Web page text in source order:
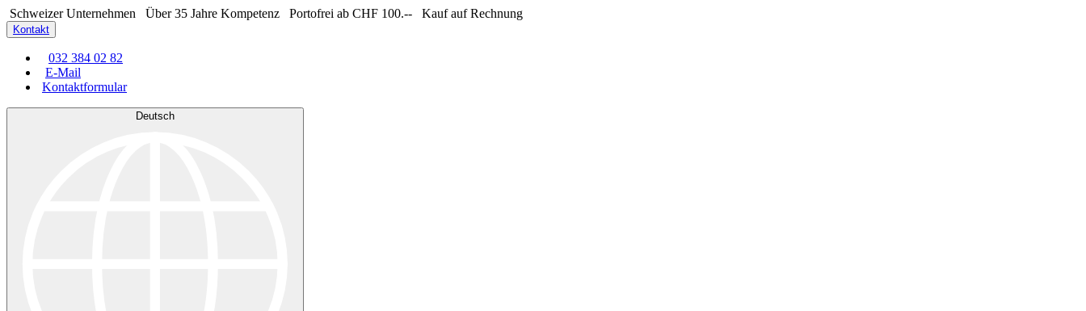
Schweizer Unternehmen Über 35 Jahre Kompetenz Portofrei ab CHF 100.-- Kauf auf Rechnung
Kontakt
032 384 02 82
E-Mail
Kontaktformular
Deutsch